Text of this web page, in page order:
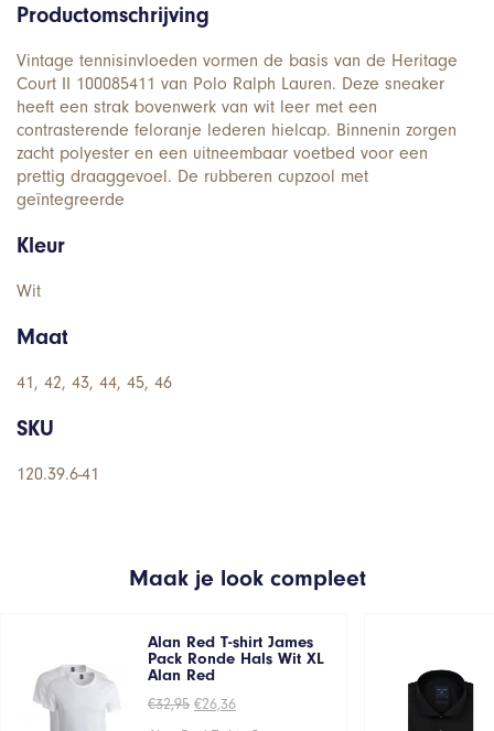
Productomschrijving
Vintage tennisinvloeden vormen de basis van de Heritage
Court II 100085411 van Polo Ralph Lauren. Deze sneaker
heeft een strak bovenwerk van wit leer met een
contrasterende feloranje lederen hielcap. Binnenin zorgen
zacht polyester en een uitneembaar voetbed voor een
prettig draaggevoel. De rubberen cupzool met
geïntegreerde
Kleur
Wit
Maat
41, 42, 43, 44, 45, 46
SKU
120.39.6-41
Maak je look compleet
Alan Red T-shirt James
Pack Ronde Hals Wit XL
Alan Red
€32,95 Oorspronkelijke
€26,36Huidige